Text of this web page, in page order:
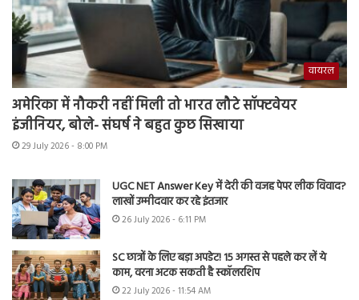
वायरल
अमेरिका में नौकरी नहीं मिली तो भारत लौटे सॉफ्टवेयर
इंजीनियर, बोले- संघर्ष ने बहुत कुछ सिखाया
29 July 2026 - 8:00 PM
UGC NET Answer Key में देरी की वजह पेपर लीक विवाद?
लाखों उम्मीदवार कर रहे इंतजार
26 July 2026 - 6:11 PM
SC छात्रों के लिए बड़ा अपडेट! 15 अगस्त से पहले कर लें ये
काम, वरना अटक सकती है स्कॉलरशिप
22 July 2026 - 11:54 AM